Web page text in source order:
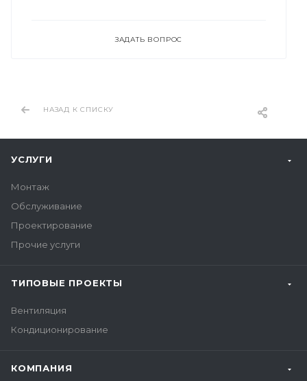
ЗАДАТЬ ВОПРОС
НАЗАД К СПИСКУ
УСЛУГИ
Монтаж
Обслуживание
Проектирование
Прочие услуги
ТИПОВЫЕ ПРОЕКТЫ
Вентиляция
Кондиционирование
КОМПАНИЯ